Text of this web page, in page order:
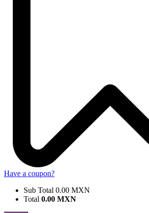
Have a coupon?
Sub Total 0.00 MXN
Total 0.00 MXN